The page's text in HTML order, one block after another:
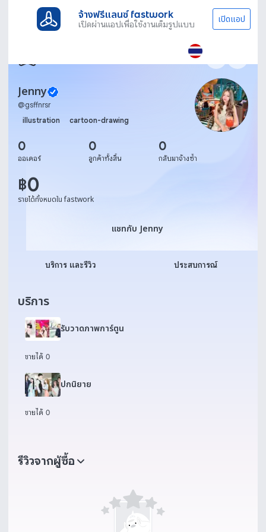
จ้างฟรีแลนซ์ fastwork
เปิดผ่านแอปเพื่อใช้งานเต็มรูปแบบ เปิดแอป
Jenny
@gsffnrsr
illustration
cartoon-drawing
0
ออเดอร์
0
ลูกค้าทั้งสิ้น
0
กลับมาจ้างซ้ำ
฿0
รายได้ทั้งหมดใน fastwork
แชทกับ Jennyแชทกับ Jenny
บริการ และรีวิว ประสบการณ์
บริการ
รับวาดภาพการ์ตูน
ขายได้ 0
ปกนิยาย
ขายได้ 0
รีวิวจากผู้ซื้อ